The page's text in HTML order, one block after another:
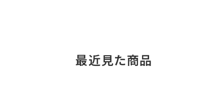
最近見た商品